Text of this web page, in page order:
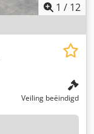
1 / 12
Veiling beëindigd